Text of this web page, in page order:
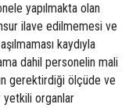
yapılmakta olan
ilave edilmemesi ve
kaydıyla
dahil personelin mali
gerektirdiği ölçüde ve
yetkili organlar